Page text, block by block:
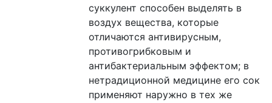
суккулент способен выделять в
воздух вещества, которые
отличаются антивирусным,
противогрибковым и
антибактериальным эффектом; в
нетрадиционной медицине его сок
применяют наружно в тех же